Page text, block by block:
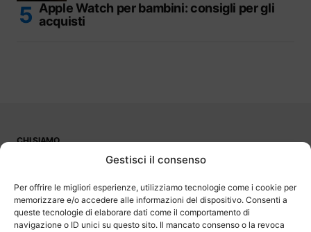
Gestisci il consenso
Per offrire le migliori esperienze, utilizziamo tecnologie come i cookie per
memorizzare e/o accedere alle informazioni del dispositivo. Consenti a
queste tecnologie di elaborare dati come il comportamento di
navigazione o ID unici su questo sito. Il mancato consenso o la revoca
Apple Watch per bambini: consigli per gli
acquisti
CHI SIAMO